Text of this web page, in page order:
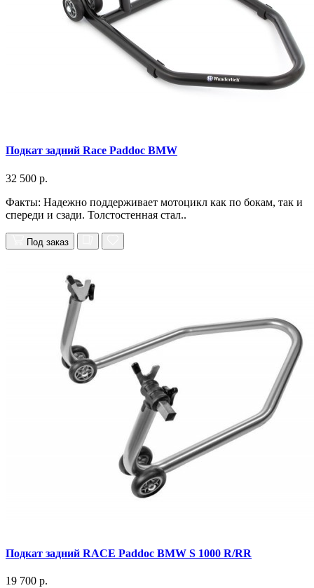
Подкат задний Race Paddoc BMW
32 500 р.
Факты: Надежно поддерживает мотоцикл как по бокам, так и
спереди и сзади. Толстостенная стал..
Под заказ
Подкат задний RACE Paddoc BMW S 1000 R/RR
19 700 р.